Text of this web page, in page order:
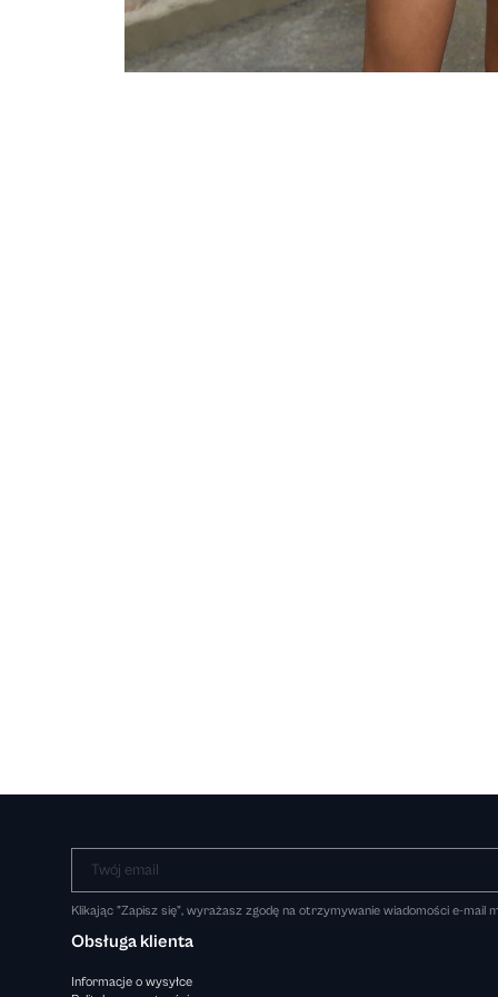
Twój email
Klikając "Zapisz się", wyrażasz zgodę na otrzymywanie wiadomości e-
Obsługa klienta
Informacje o wysyłce